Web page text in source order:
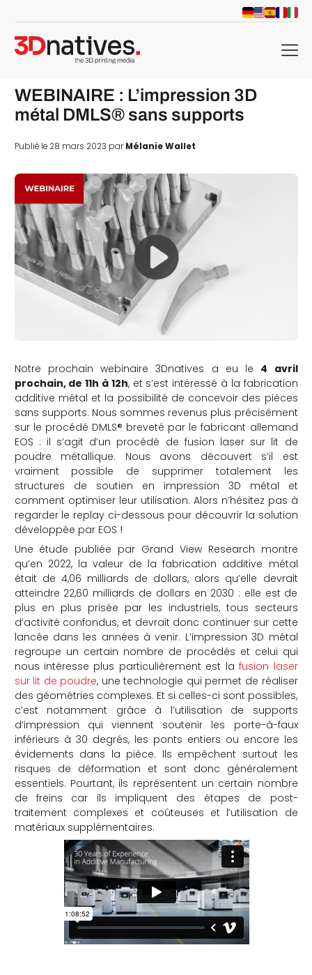
menu
WEBINAIRE : L’impression 3D
métal DMLS® sans supports
Publié le 28 mars 2023 parMélanie Wallet
Notre prochain webinaire 3Dnatives a eu le 4 avril
prochain, de 11h à 12h, et s’est intéressé à la fabrication
additive métal et la possibilité de concevoir des pièces
sans supports. Nous sommes revenus plus précisément
sur le procédé DMLS® breveté par le fabricant allemand
EOS : il s’agit d’un procédé de fusion laser sur lit de
poudre métallique. Nous avons découvert s’il est
vraiment possible de supprimer totalement les
structures de soutien en impression 3D métal et
comment optimiser leur utilisation. Alors n’hésitez pas à
regarder le replay ci-dessous pour découvrir la solution
développée par EOS !
Une étude publiée par Grand View Research montre
qu’en 2022, la valeur de la fabrication additive métal
était de 4,06 milliards de dollars, alors qu’elle devrait
atteindre 22,60 milliards de dollars en 2030 : elle est de
plus en plus prisée par les industriels, tous secteurs
d’activité confondus, et devrait donc continuer sur cette
lancée dans les années à venir. L’impression 3D métal
regroupe un certain nombre de procédés et celui qui
nous intéresse plus particulièrement est lafusion laser
sur lit de poudre, une technologie qui permet de réaliser
des géométries complexes. Et si celles-ci sont possibles,
c’est notamment grâce à l’utilisation de supports
d’impression qui viennent soutenir les porte-à-faux
inférieurs à 30 degrés, les ponts entiers ou encore les
évidements dans la pièce. Ils empêchent surtout les
risques de déformation et sont donc généralement
essentiels. Pourtant, ils représentent un certain nombre
de freins car ils impliquent des étapes de post-
traitement complexes et coûteuses et l’utilisation de
matériaux supplémentaires.